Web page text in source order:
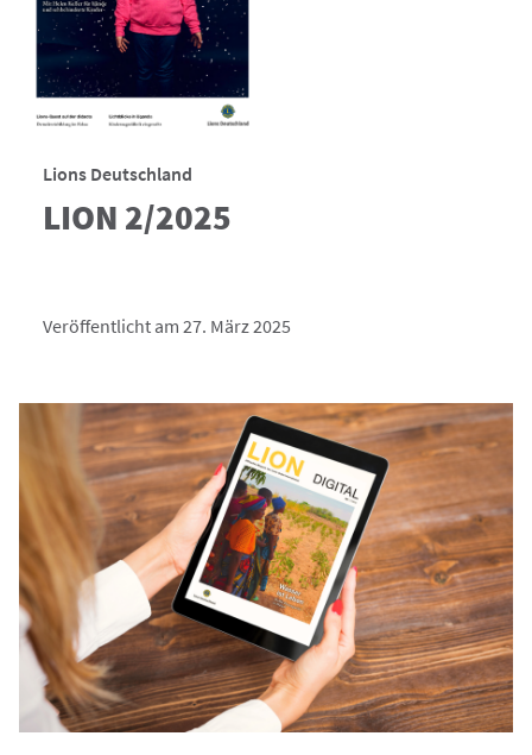
Lions Deutschland
LION 2/2025
Veröffentlicht am 27. März 2025